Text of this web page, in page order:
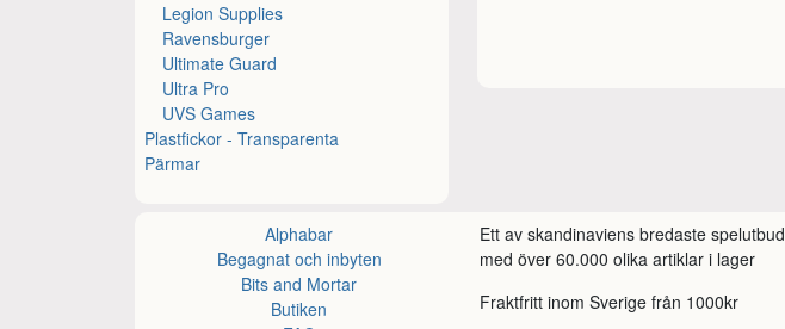
Legion Supplies
Ravensburger
Ultimate Guard
Ultra Pro
UVS Games
Plastfickor - Transparenta
Pärmar
Alphabar
Begagnat och inbyten
Bits and Mortar
Butiken
Ett av skandinaviens bredaste spelutbud
med över 60.000 olika artiklar i lager
Fraktfritt inom Sverige från 1000kr